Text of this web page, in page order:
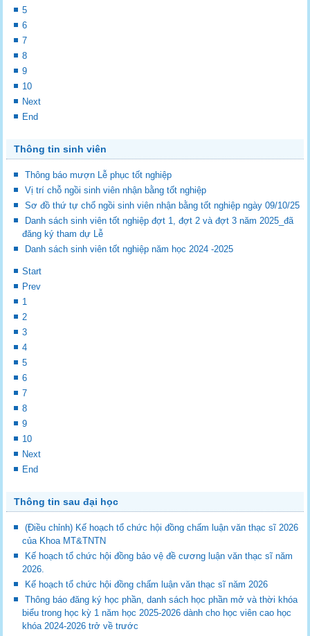
5
6
7
8
9
10
Next
End
Thông tin sinh viên
Thông báo mượn Lễ phục tốt nghiệp
Vị trí chỗ ngồi sinh viên nhận bằng tốt nghiệp
Sơ đồ thứ tự chổ ngồi sinh viên nhận bằng tốt nghiệp ngày 09/10/25
Danh sách sinh viên tốt nghiệp đợt 1, đợt 2 và đợt 3 năm 2025_đã
đăng ký tham dự Lễ
Danh sách sinh viên tốt nghiệp năm học 2024 -2025
Start
Prev
1
2
3
4
5
6
7
8
9
10
Next
End
Thông tin sau đại học
(Điều chỉnh) Kế hoạch tổ chức hội đồng chấm luận văn thạc sĩ 2026
của Khoa MT&TNTN
Kế hoạch tổ chức hội đồng bảo vệ đề cương luận văn thạc sĩ năm
2026.
Kế hoạch tổ chức hội đồng chấm luận văn thạc sĩ năm 2026
Thông báo đăng ký học phần, danh sách học phần mở và thời khóa
biểu trong học kỳ 1 năm học 2025-2026 dành cho học viên cao học
khóa 2024-2026 trở về trước